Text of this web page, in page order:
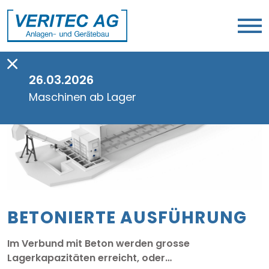
26.03.2026
Maschinen ab Lager
BETONIERTE AUSFÜHRUNG
Im Verbund mit Beton werden grosse
Lagerkapazitäten erreicht, oder…